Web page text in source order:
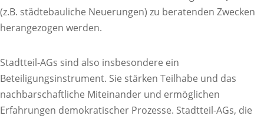
(z.B. städtebauliche Neuerungen) zu beratenden Zwecken
herangezogen werden.
Stadtteil-AGs sind also insbesondere ein
Beteiligungsinstrument. Sie stärken Teilhabe und das
nachbarschaftliche Miteinander und ermöglichen
Erfahrungen demokratischer Prozesse. Stadtteil-AGs, die